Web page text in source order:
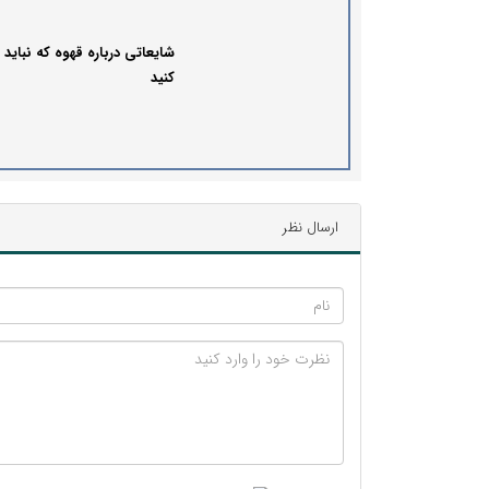
شایعاتی درباره قهوه که نباید
کنید
ارسال نظر